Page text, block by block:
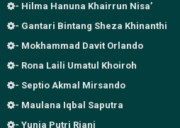
- Hilma Hanuna Khairrun Nisa’
- Gantari Bintang Sheza Khinanthi
- Mokhammad Davit Orlando
- Rona Laili Umatul Khoiroh
- Septio Akmal Mirsando
- Maulana Iqbal Saputra
- Yunia Putri Riani